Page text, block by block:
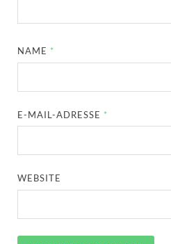
NAME *
E-MAIL-ADRESSE *
WEBSITE